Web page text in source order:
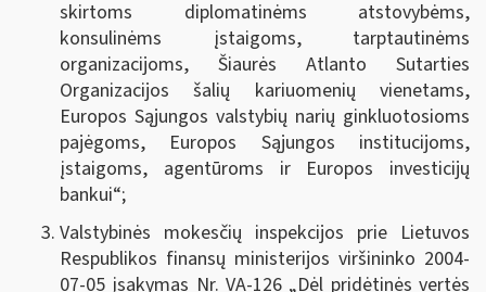
skirtoms diplomatinėms atstovybėms,
konsulinėms įstaigoms, tarptautinėms
organizacijoms, Šiaurės Atlanto Sutarties
Organizacijos šalių kariuomenių vienetams,
Europos Sąjungos valstybių narių ginkluotosioms
pajėgoms, Europos Sąjungos institucijoms,
įstaigoms, agentūroms ir Europos investicijų
bankui“;
Valstybinės mokesčių inspekcijos prie Lietuvos
Respublikos finansų ministerijos viršininko 2004-
07-05 įsakymas Nr. VA-126 „Dėl pridėtinės vertės